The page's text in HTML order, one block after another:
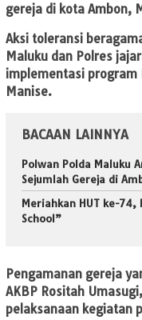
gereja di kota
Aksi toleransi
Maluku dan Polres
implementasi program
Manise.
BACAAN LAINNYA
Polwan Polda Maluku
Sejumlah Gereja di
Meriahkan HUT ke-74,
School”
Pengamanan gereja
AKBP Rositah
pelaksanaan kegiatan